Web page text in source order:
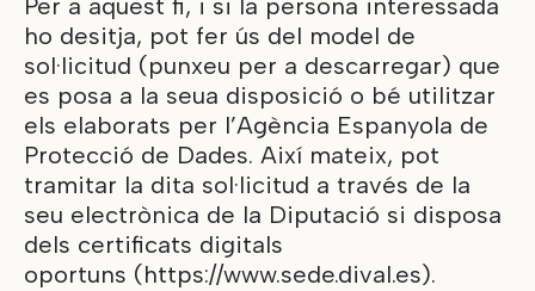
Per a aquest fi, i si la persona interessada
ho desitja, pot fer ús del model de
sol·licitud (punxeu per a descarregar) que
es posa a la seua disposició o bé utilitzar
els elaborats per l’Agència Espanyola de
Protecció de Dades. Així mateix, pot
tramitar la dita sol·licitud a través de la
seu electrònica de la Diputació si disposa
dels certificats digitals
oportuns (https://www.sede.dival.es).